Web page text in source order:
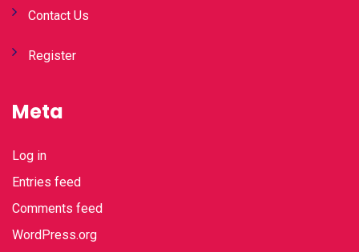
Contact Us
Register
Meta
Log in
Entries feed
Comments feed
WordPress.org